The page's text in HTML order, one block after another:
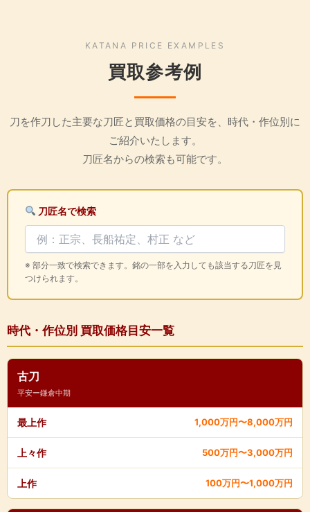
KATANA PRICE EXAMPLES
買取参考例
刀を作刀した主要な刀匠と買取価格の目安を、時代・作位別に
ご紹介いたします。
刀匠名からの検索も可能です。
刀匠名で検索
※ 部分一致で検索できます。銘の一部を入力しても該当する刀匠を見
つけられます。
時代・作位別 買取価格目安一覧
古刀
平安ー鎌倉中期
最上作 1,000万円〜8,000万円
上々作 500万円〜3,000万円
上作 100万円〜1,000万円